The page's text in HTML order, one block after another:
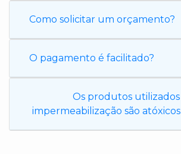
Como solicitar um orçamento?
O pagamento é facilitado?
Os produtos utilizados
impermeabilização são